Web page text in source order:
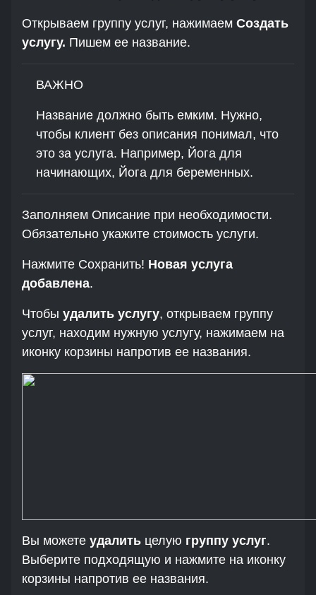
Открываем группу услуг, нажимаем Создать
услугу. Пишем ее название.
ВАЖНО
Название должно быть емким. Нужно,
чтобы клиент без описания понимал, что
это за услуга. Например, Йога для
начинающих, Йога для беременных.
Заполняем Описание при необходимости.
Обязательно укажите стоимость услуги.
Нажмите Сохранить! Новая услуга
добавлена.
Чтобы удалить услугу, открываем группу
услуг, находим нужную услугу, нажимаем на
иконку корзины напротив ее названия.
Вы можете удалить целую группу услуг.
Выберите подходящую и нажмите на иконку
корзины напротив ее названия.